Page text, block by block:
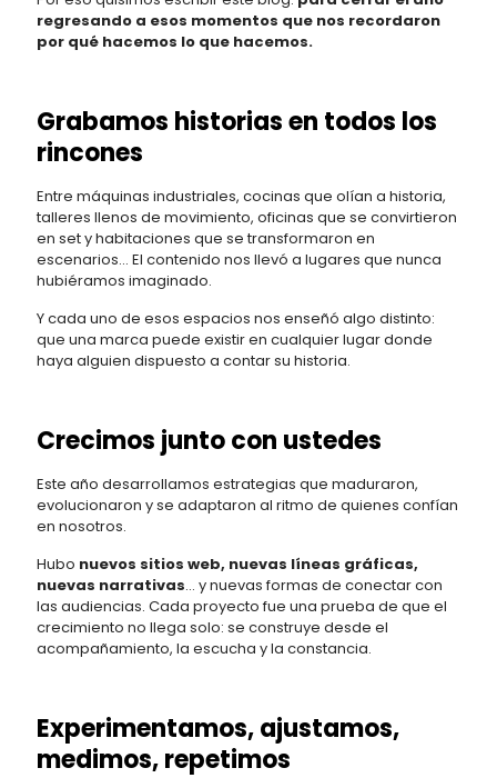
regresando a esos momentos que nos recordaron
por qué hacemos lo que hacemos.
Grabamos historias en todos los
rincones
Entre máquinas industriales, cocinas que olían a historia,
talleres llenos de movimiento, oficinas que se convirtieron
en set y habitaciones que se transformaron en
escenarios… El contenido nos llevó a lugares que nunca
hubiéramos imaginado.
Y cada uno de esos espacios nos enseñó algo distinto:
que una marca puede existir en cualquier lugar donde
haya alguien dispuesto a contar su historia.
Crecimos junto con ustedes
Este año desarrollamos estrategias que maduraron,
evolucionaron y se adaptaron al ritmo de quienes confían
en nosotros.
Hubo nuevos sitios web, nuevas líneas gráficas,
nuevas narrativas… y nuevas formas de conectar con
las audiencias. Cada proyecto fue una prueba de que el
crecimiento no llega solo: se construye desde el
acompañamiento, la escucha y la constancia.
Experimentamos, ajustamos,
medimos, repetimos